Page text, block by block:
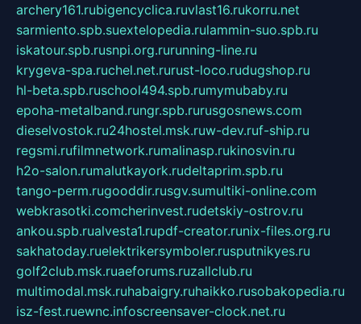
archery161.rubigencyclica.ruvlast16.rukorru.net
sarmiento.spb.suextelopedia.rulammin-suo.spb.ru
iskatour.spb.rusnpi.org.rurunning-line.ru
krygeva-spa.ruchel.net.rurust-loco.rudugshop.ru
hl-beta.spb.ruschool494.spb.rumymubaby.ru
epoha-metalband.rungr.spb.rurusgosnews.com
dieselvostok.ru24hostel.msk.ruw-dev.ruf-ship.ru
regsmi.rufilmnetwork.rumalinasp.rukinosvin.ru
h2o-salon.rumalutkayork.rudeltaprim.spb.ru
tango-perm.rugooddir.rusgv.sumultiki-online.com
webkrasotki.comcherinvest.rudetskiy-ostrov.ru
ankou.spb.rualvesta1.rupdf-creator.runix-files.org.ru
sakhatoday.ruelektrikersymboler.rusputnikyes.ru
golf2club.msk.ruaeforums.ruzallclub.ru
multimodal.msk.ruhabaigry.ruhaikko.rusobakopedia.ru
isz-fest.ruewnc.infoscreensaver-clock.net.ru